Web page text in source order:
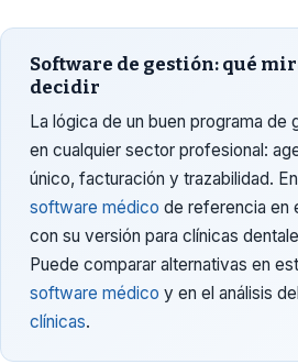
Software de gestión: qué
decidir
La lógica de un buen programa de
en cualquier sector profesional:
único, facturación y trazabilidad.
software médico de referencia en
con su versión para clínicas
Puede comparar alternativas en
software médico y en el análisis del
clínicas.